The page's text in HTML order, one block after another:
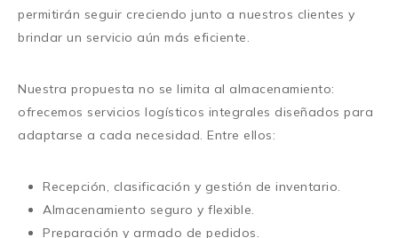
permitirán seguir creciendo junto a nuestros clientes y
brindar un servicio aún más eficiente.
Nuestra propuesta no se limita al almacenamiento:
ofrecemos servicios logísticos integrales diseñados para
adaptarse a cada necesidad. Entre ellos:
Recepción, clasificación y gestión de inventario.
Almacenamiento seguro y flexible.
Preparación y armado de pedidos.